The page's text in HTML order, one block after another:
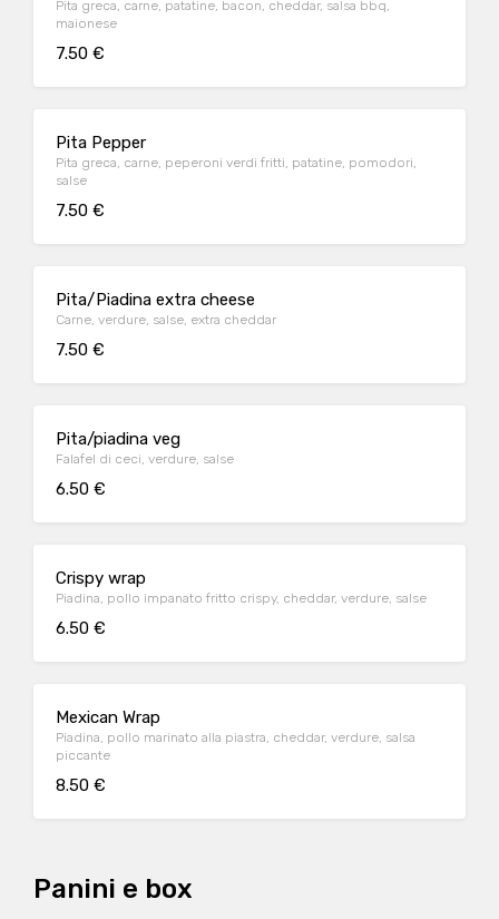
Pita greca, carne, patatine, bacon, cheddar, salsa bbq,
maionese
7.50 €
Pita Pepper
Pita greca, carne, peperoni verdi fritti, patatine, pomodori,
salse
7.50 €
Pita/Piadina extra cheese
Carne, verdure, salse, extra cheddar
7.50 €
Pita/piadina veg
Falafel di ceci, verdure, salse
6.50 €
Crispy wrap
Piadina, pollo impanato fritto crispy, cheddar, verdure, salse
6.50 €
Mexican Wrap
Piadina, pollo marinato alla piastra, cheddar, verdure, salsa
piccante
8.50 €
Panini e box